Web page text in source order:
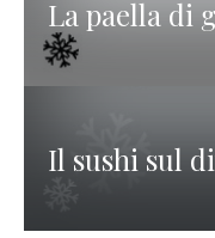
La paella di
Il sushi sul